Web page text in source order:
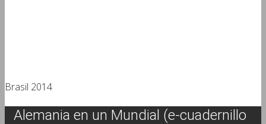
Brasil 2014
Alemania en un Mundial (e-cuadernillo